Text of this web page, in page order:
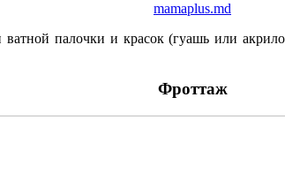
mamaplus.md
палочки и красок (гуашь или
Фроттаж